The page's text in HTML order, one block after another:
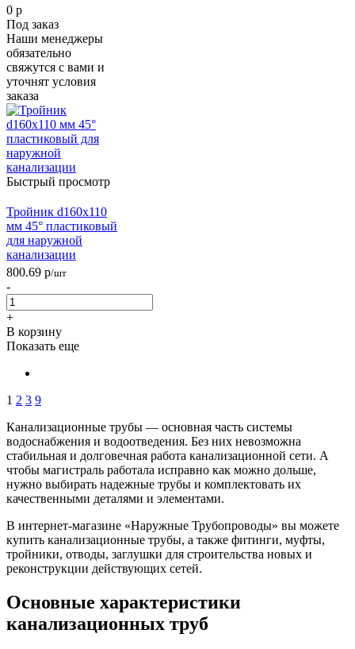
0 р
Под заказ
Наши менеджеры
обязательно
свяжутся с вами и
уточнят условия
заказа
Быстрый просмотр
Тройник d160х110
мм 45° пластиковый
для наружной
канализации
800.69 р/шт
-
+
В корзину
Показать еще
1 2 3 9
Канализационные трубы — основная часть системы
водоснабжения и водоотведения. Без них невозможна
стабильная и долговечная работа канализационной сети. А
чтобы магистраль работала исправно как можно дольше,
нужно выбирать надежные трубы и комплектовать их
качественными деталями и элементами.
В интернет-магазине «Наружные Трубопроводы» вы можете
купить канализационные трубы, а также фитинги, муфты,
тройники, отводы, заглушки для строительства новых и
реконструкции действующих сетей.
Основные характеристики
канализационных труб